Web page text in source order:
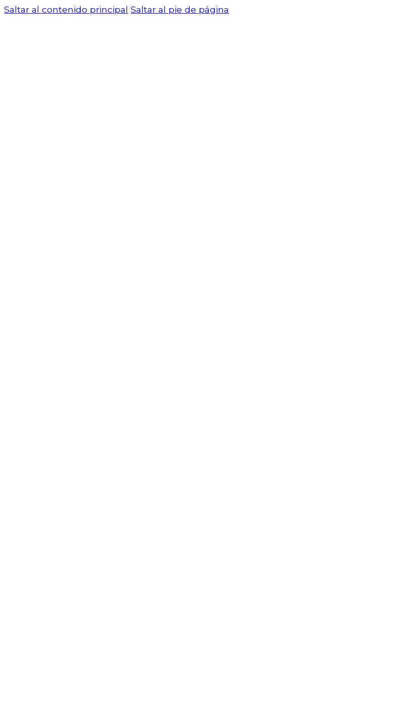
Saltar al contenido principal Saltar al pie de página